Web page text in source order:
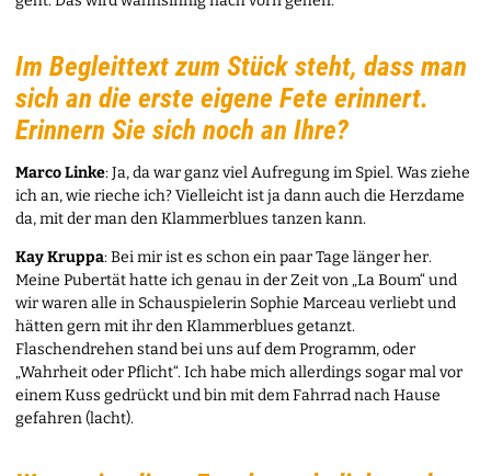
Im Begleittext zum Stück steht, dass man
sich an die erste eigene Fete erinnert.
Erinnern Sie sich noch an Ihre?
Marco Linke: Ja, da war ganz viel Aufregung im Spiel. Was ziehe
ich an, wie rieche ich? Vielleicht ist ja dann auch die Herzdame
da, mit der man den Klammerblues tanzen kann.
Kay Kruppa: Bei mir ist es schon ein paar Tage länger her.
Meine Pubertät hatte ich genau in der Zeit von „La Boum“ und
wir waren alle in Schauspielerin Sophie Marceau verliebt und
hätten gern mit ihr den Klammerblues getanzt.
Flaschendrehen stand bei uns auf dem Programm, oder
„Wahrheit oder Pflicht“. Ich habe mich allerdings sogar mal vor
einem Kuss gedrückt und bin mit dem Fahrrad nach Hause
gefahren (lacht).